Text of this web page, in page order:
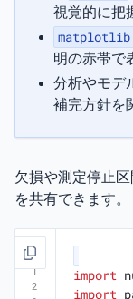
視覚的に把
明の赤帯で
分析やモデ
補完方針を
欠損や測定停止
を共有できます。
1
import
import